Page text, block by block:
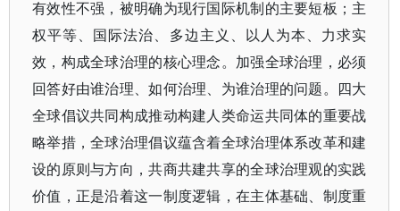
有效性不强，被明确为现行国际机制的主要短板；主
权平等、国际法治、多边主义、以人为本、力求实
效，构成全球治理的核心理念。加强全球治理，必须
回答好由谁治理、如何治理、为谁治理的问题。四大
全球倡议共同构成推动构建人类命运共同体的重要战
略举措，全球治理倡议蕴含着全球治理体系改革和建
设的原则与方向，共商共建共享的全球治理观的实践
价值，正是沿着这一制度逻辑，在主体基础、制度重